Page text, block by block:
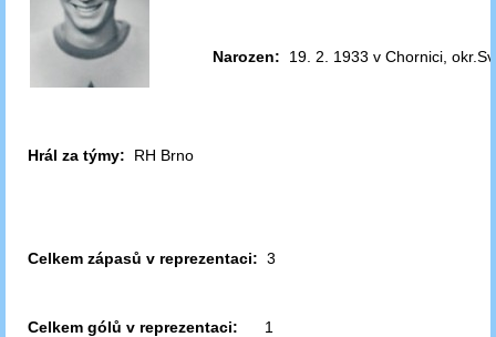
Narozen: 19. 2. 1933 v Chornici,
Hrál za týmy: RH Brno
Celkem zápasů v reprezentaci: 3
Celkem gólů v reprezentaci: 1